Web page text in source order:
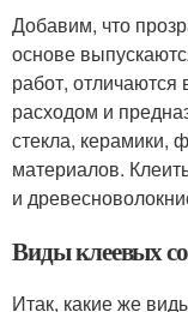
Добавим, что
основе
работ,
расходом и
стекла, керамики,
материалов.
и
Виды клеевых
Итак, какие же